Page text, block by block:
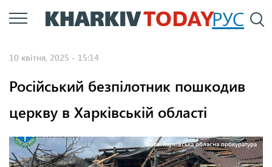
Перейти
до
РУС
10 квітня, 2025 - 15:14
Російський безпілотник пошкодив
церкву в Харківській області
Фото: Харківська обласна прокуратура